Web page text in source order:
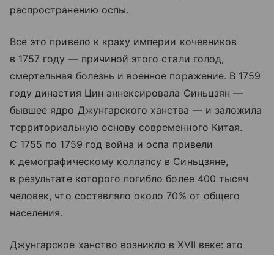
распространению оспы.
Все это привело к краху империи кочевников
в 1757 году — причиной этого стали голод,
смертельная болезнь и военное поражение. В 1759
году династия Цин аннексировала Синьцзян —
бывшее ядро Джунгарского ханства — и заложила
территориальную основу современного Китая.
С 1755 по 1759 год война и оспа привели
к демографическому коллапсу в Синьцзяне,
в результате которого погибло более 400 тысяч
человек, что составляло около 70% от общего
населения.
Джунгарское ханство возникло в XVII веке: это